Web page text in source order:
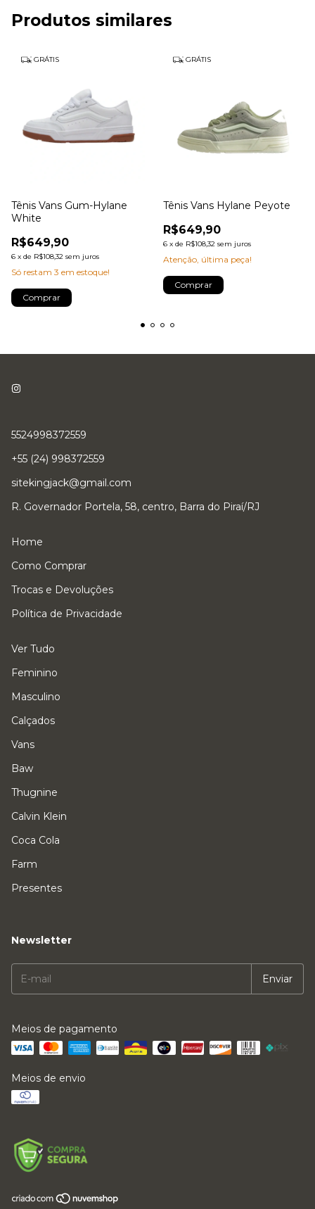
Produtos similares
GRÁTIS
Tênis Vans Gum-Hylane
White
R$649,90
6 x de R$108,32 sem juros
Só restam 3 em estoque!
Comprar
GRÁTIS
Tênis Vans Hylane Peyote
R$649,90
6 x de R$108,32 sem juros
Atenção, última peça!
Comprar
5524998372559
+55 (24) 998372559
sitekingjack@gmail.com
R. Governador Portela, 58, centro, Barra do Piraí/RJ
Home
Como Comprar
Trocas e Devoluções
Política de Privacidade
Ver Tudo
Feminino
Masculino
Calçados
Vans
Baw
Thugnine
Calvin Klein
Coca Cola
Farm
Presentes
Newsletter
Meios de pagamento
Meios de envio